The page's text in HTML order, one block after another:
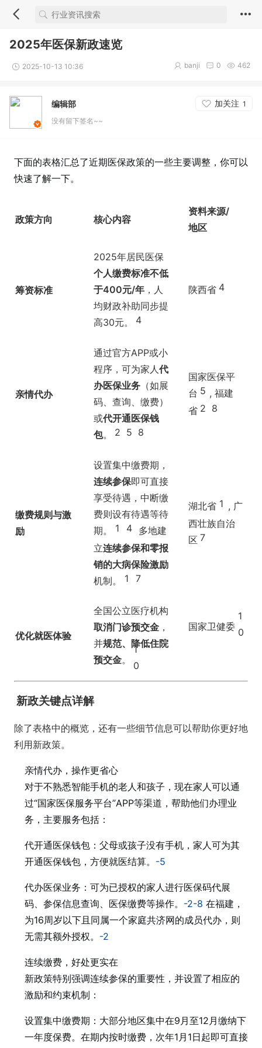
2025年医保新政速览
2025-10-13 10:36 462
0
banji
编辑部 加关注 1
没有留下签名~~
下面的表格汇总了近期医保政策的一些主要调整，你可以
快速了解一下。
政策方向 核心内容
资料来源/
地区
筹资标准
2025年居民医保
个人缴费标准不低
于400元/年 ，人
均财政补助同步提
高30元。
4
陕西省 4
亲情代办
通过官方APP或小
程序，可为家人代
办医保业务 （如展
码、查询、缴费）
或代开通医保钱
包。 2 5 8
国家医保平
台 5 , 福建
省 2 8
缴费规则与激
励
设置集中缴费期，
连续参保即可直接
享受待遇，中断缴
费则设有待遇等待
期。
1 4
多地建
立连续参保和零报
销的大病保险激励
机制。
1 7
湖北省 1 , 广
西壮族自治
区 7
优化就医体验
全国公立医疗机构
取消门诊预交金 ，
并规范、降低住院
预交金。
1
0
国家卫健委
1
0
新政关键点详解
除了表格中的概览，还有一些细节信息可以帮助你更好地
利用新政策。
亲情代办，操作更省心
对于不熟悉智能手机的老人和孩子，现在家人可以通
过“国家医保服务平台”APP等渠道，帮助他们办理业
务，主要服务包括：
代开通医保钱包：父母或孩子没有手机，家人可为其
开通医保钱包，方便就医结算。 -5
代办医保业务：可为已授权的家人进行医保码代展
码、参保信息查询、医保缴费等操作。 -2-8 在福建，
为16周岁以下且同属一个家庭共济网的成员代办，则
无需其额外授权。 -2
连续缴费，好处更实在
新政策特别强调连续参保的重要性，并设置了相应的
激励和约束机制：
设置集中缴费期：大部分地区集中在9月至12月缴纳下
一年度保费。在期内按时缴费，次年1月1日起即可直接